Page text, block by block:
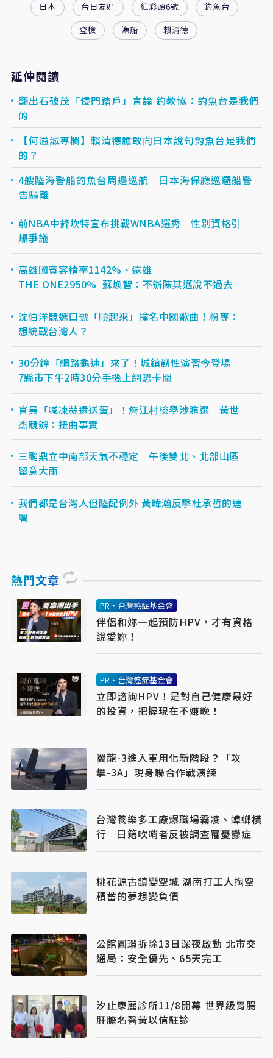
日本 台日友好 紅彩頭6號
釣魚台
登檢
漁船 賴清德
延伸閱讀
翻出石破茂「侵門踏戶」言論 釣教協：釣魚台是我們
的
【何溢誠專欄】賴清德膽敢向日本說句釣魚台是我們
的？
4艘陸海警船釣魚台周邊巡航 日本海保廳巡邏船警
告驅離
前NBA中鋒坎特宣布挑戰WNBA選秀 性別資格引
爆爭議
高雄國賓容積率1142%、遠雄
THE ONE2950% 蘇煥智：不辦陳其邁說不過去
沈伯洋競選口號「順起來」撞名中國歌曲！粉專：
想統戰台灣人？
30分鐘「網路龜速」來了！城鎮韌性演習今登場
7縣市下午2時30分手機上網恐卡關
官員「喊凍蒜還送蛋」！詹江村檢舉涉賄選 黃世
杰競辦：扭曲事實
三颱鼎立中南部天氣不穩定 午後雙北、北部山區
留意大雨
我們都是台灣人但陸配例外 黃暐瀚反擊杜承哲的連
署
熱門文章
PR・台灣癌症基金會
伴侶和妳一起預防HPV，才有資格
說愛妳！
PR・台灣癌症基金會
立即諮詢HPV！是對自己健康最好
的投資，把握現在不嫌晚！
翼龍-3進入軍用化新階段？「攻
擊-3A」現身聯合作戰演練
台灣養樂多工廠爆職場霸凌、蟑螂橫
行 日籍吹哨者反被調查罹憂鬱症
桃花源古鎮變空城 湖南打工人掏空
積蓄的夢想變負債
公館圓環拆除13日深夜啟動 北市交
通局：安全優先、65天完工
汐止康麗診所11/8開幕 世界級胃腸
肝膽名醫黃以信駐診